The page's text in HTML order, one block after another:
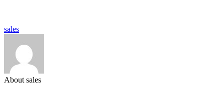
sales
About sales